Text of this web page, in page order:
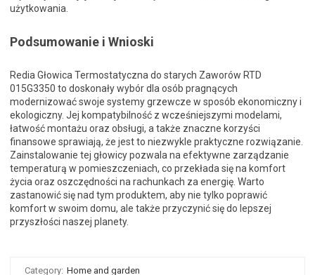
użytkowania.
Podsumowanie i Wnioski
Redia Głowica Termostatyczna do starych Zaworów RTD
015G3350 to doskonały wybór dla osób pragnących
modernizować swoje systemy grzewcze w sposób ekonomiczny i
ekologiczny. Jej kompatybilność z wcześniejszymi modelami,
łatwość montażu oraz obsługi, a także znaczne korzyści
finansowe sprawiają, że jest to niezwykle praktyczne rozwiązanie.
Zainstalowanie tej głowicy pozwala na efektywne zarządzanie
temperaturą w pomieszczeniach, co przekłada się na komfort
życia oraz oszczędności na rachunkach za energię. Warto
zastanowić się nad tym produktem, aby nie tylko poprawić
komfort w swoim domu, ale także przyczynić się do lepszej
przyszłości naszej planety.
Category: Home and garden